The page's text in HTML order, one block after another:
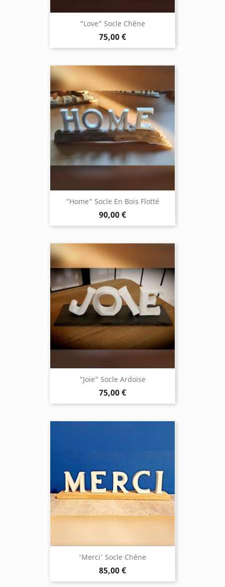
"Love" Socle Chêne
75,00 €
"Home" Socle En Bois Flotté
90,00 €
"Joie" Socle Ardoise
75,00 €
'Merci' Socle Chêne
85,00 €